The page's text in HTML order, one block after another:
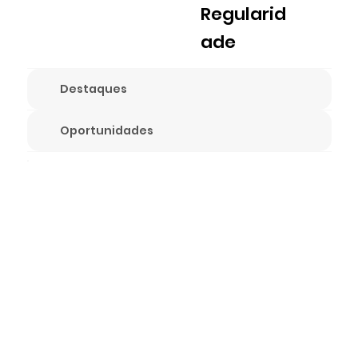
Regularid
ade
Destaques
Oportunidades